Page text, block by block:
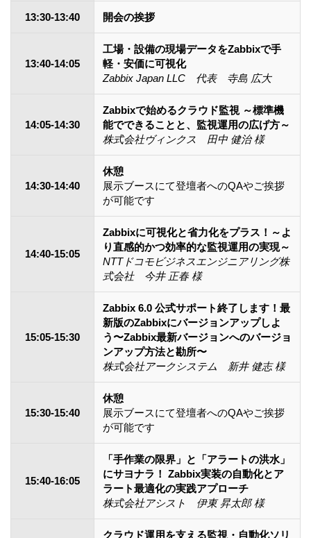
13:30-13:40 開会の挨拶
13:40-14:05
工場・設備の現場データをZabbixで手
軽・安価に可視化
Zabbix Japan LLC 代表 寺島 広大
14:05-14:30
Zabbixで始めるクラウド監視 ～標準機
能でできることと、監視運用の広げ方～
株式会社ヴィンクス 田中 健治 様
14:30-14:40
休憩
展示ブースにて登壇者へのQAやご挨拶
が可能です
14:40-15:05
Zabbixに可視化と省力化をプラス！～よ
り直感的かつ効率的な監視運用の実現～
NTTドコモビジネスエンジニアリング株
式会社 今井 正春 様
15:05-15:30
Zabbix 6.0 公式サポート終了します！最
新版のZabbixにバージョンアップしよ
う〜Zabbix最新バージョンへのバージョ
ンアップ方法と勘所〜
株式会社アークシステム 新井 健志 様
15:30-15:40
休憩
展示ブースにて登壇者へのQAやご挨拶
が可能です
15:40-16:05
「手作業の限界」と「アラートの洪水」
にサヨナラ！ Zabbix実装の自動化とア
ラート最適化の実践アプローチ
株式会社アシスト 伊東 昇太郎 様
クラウド運用を支える監視・自動化ソリ